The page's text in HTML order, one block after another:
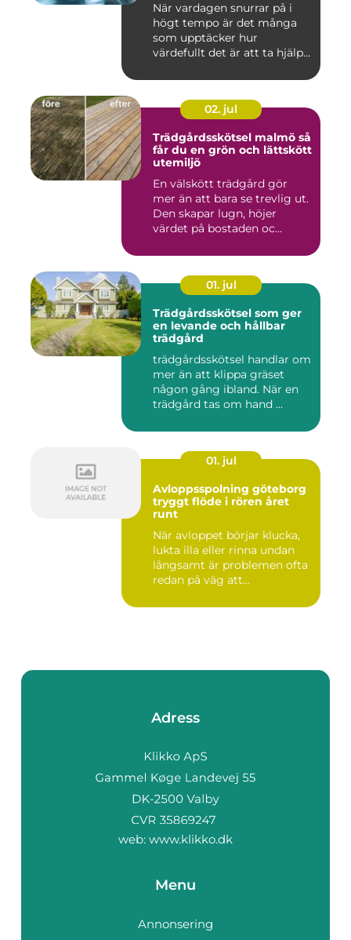
När vardagen snurrar på i
högt tempo är det många
som upptäcker hur
värdefullt det är att ta hjälp
02. jul
Trädgårdsskötsel malmö så
får du en grön och lättskött
utemiljö
En välskött trädgård gör
mer än att bara se trevlig ut.
Den skapar lugn, höjer
värdet på bostaden oc...
01. jul
Trädgårdsskötsel som ger
en levande och hållbar
trädgård
trädgårdsskötsel handlar om
mer än att klippa gräset
någon gång ibland. När en
trädgård tas om hand ...
01. jul
Avloppsspolning göteborg
tryggt flöde i rören året
runt
När avloppet börjar klucka,
lukta illa eller rinna undan
långsamt är problemen ofta
redan på väg att...
Adress
web: www.klikko.dk
Menu
Annonsering